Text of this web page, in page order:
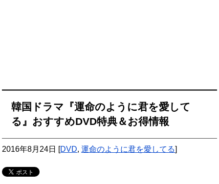
韓国ドラマ『運命のように君を愛して
る』おすすめDVD特典＆お得情報
2016年8月24日 [DVD,運命のように君を愛してる]